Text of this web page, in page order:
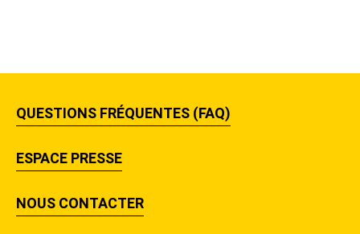
QUESTIONS FRÉQUENTES (FAQ)
ESPACE PRESSE
NOUS CONTACTER